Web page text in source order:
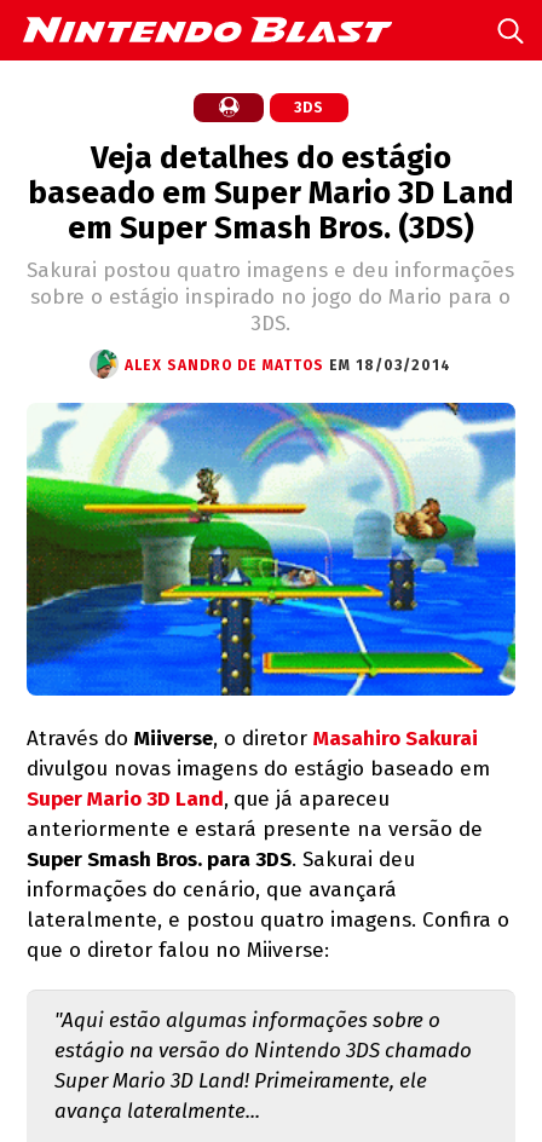
3DS
Veja detalhes do estágio
baseado em Super Mario 3D Land
em Super Smash Bros. (3DS)
Sakurai postou quatro imagens e deu informações
sobre o estágio inspirado no jogo do Mario para o
3DS.
ALEX SANDRO DE MATTOS EM 18/03/2014
Através doMiiverse, o diretorMasahiro Sakurai
divulgou novas imagens do estágio baseado em
Super Mario 3D Land, que já apareceu
anteriormente e estará presente na versão de
Super Smash Bros. para 3DS. Sakurai deu
informações do cenário, que avançará
lateralmente, e postou quatro imagens. Confira o
que o diretor falou no Miiverse:
"Aqui estão algumas informações sobre o
estágio na versão do Nintendo 3DS chamado
Super Mario 3D Land! Primeiramente, ele
avança lateralmente...